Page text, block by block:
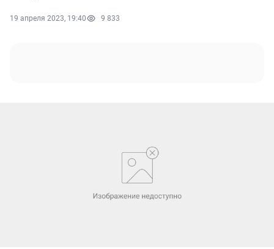
19 апреля 2023, 19:40 9 833